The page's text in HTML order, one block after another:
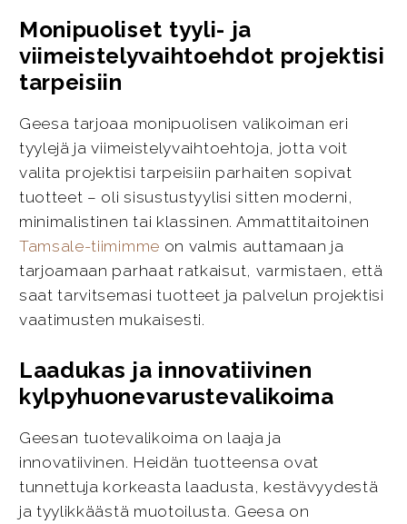
Monipuoliset tyyli- ja
viimeistelyvaihtoehdot projektisi
tarpeisiin
Geesa tarjoaa monipuolisen valikoiman eri
tyylejä ja viimeistelyvaihtoehtoja, jotta voit
valita projektisi tarpeisiin parhaiten sopivat
tuotteet – oli sisustustyylisi sitten moderni,
minimalistinen tai klassinen. Ammattitaitoinen
Tamsale-tiimimme on valmis auttamaan ja
tarjoamaan parhaat ratkaisut, varmistaen, että
saat tarvitsemasi tuotteet ja palvelun projektisi
vaatimusten mukaisesti.
Laadukas ja innovatiivinen
kylpyhuonevarustevalikoima
Geesan tuotevalikoima on laaja ja
innovatiivinen. Heidän tuotteensa ovat
tunnettuja korkeasta laadusta, kestävyydestä
ja tyylikkäästä muotoilusta. Geesa on